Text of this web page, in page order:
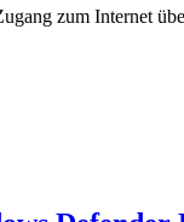
zum Internet